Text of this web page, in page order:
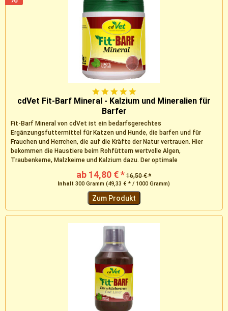
cdVet Fit-Barf Mineral - Kalzium und Mineralien für
Barfer
Fit-Barf Mineral von cdVet ist ein bedarfsgerechtes
Ergänzungsfuttermittel für Katzen und Hunde, die barfen und für
Frauchen und Herrchen, die auf die Kräfte der Natur vertrauen. Hier
bekommen die Haustiere beim Rohfüttern wertvolle Algen,
Traubenkerne, Malzkeime und Kalzium dazu. Der optimale
ab 14,80 € * 16,50 € *
Inhalt300 Gramm(49,33 € * / 1000 Gramm)
Zum Produkt